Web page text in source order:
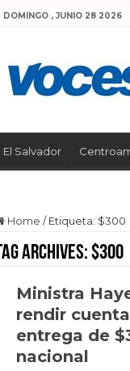
DOMINGO , JUNIO 28 2026
El Salvador
Home / Etiqueta: $300
Archives:$300
Ministra
rendir
entrega de
nacional